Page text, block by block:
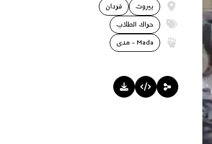
بيروت
فردان
حراك الطلاب
Mada - مدى